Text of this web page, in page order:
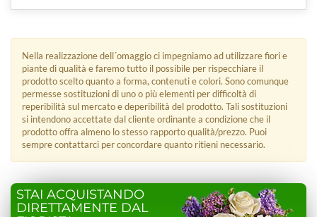
Nella realizzazione dell´omaggio ci impegniamo ad utilizzare fiori e
piante di qualità e faremo tutto il possibile per rispecchiare il
prodotto scelto quanto a forma, contenuti e colori. Sono comunque
permesse sostituzioni di uno o più elementi per difficoltà di
reperibilità sul mercato e deperibilità del prodotto. Tali sostituzioni
si intendono accettate dal cliente ordinante a condizione che il
prodotto offra almeno lo stesso rapporto qualità/prezzo. Puoi
sempre contattarci per concordare quanto ritieni necessario.
STAI ACQUISTANDO
DIRETTAMENTE DAL